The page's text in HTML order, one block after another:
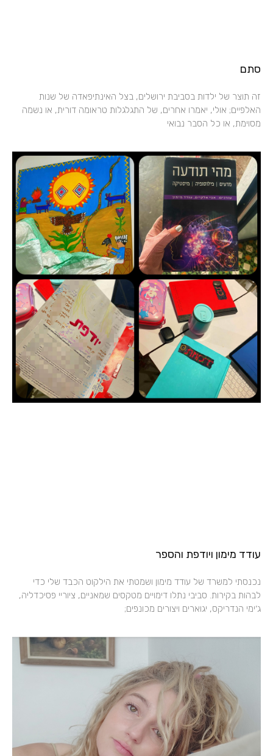
סתם
זה תוצר של ילדות בסביבת ירושלים, בצל האינתיפאדה של שנות
האלפיים; אולי, יאמרו אחרים, של התגלגלות טראומה דורית, או נשמה
מסוימת, או כל הסבר נבואי
עודד מימון ויודפת והספר
נכנסתי למשרד של עודד מימון ושמטתי את הילקוט הכבד שלי כדי
לבהות בקירות. סביבי נתלו דימויים מטקסים שמאניים, ציוריי פסיכדליה,
ג׳ימי הנדריקס, יגוארים ויצורים מכונפים;